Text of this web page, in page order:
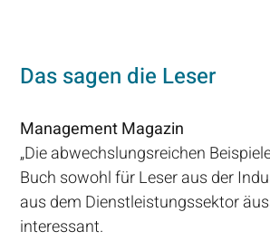
Das sagen die Leser
Management Magazin
„Die abwechslungsreichen
Buch sowohl für Leser aus der
aus dem Dienstleistungssektor
interessant.